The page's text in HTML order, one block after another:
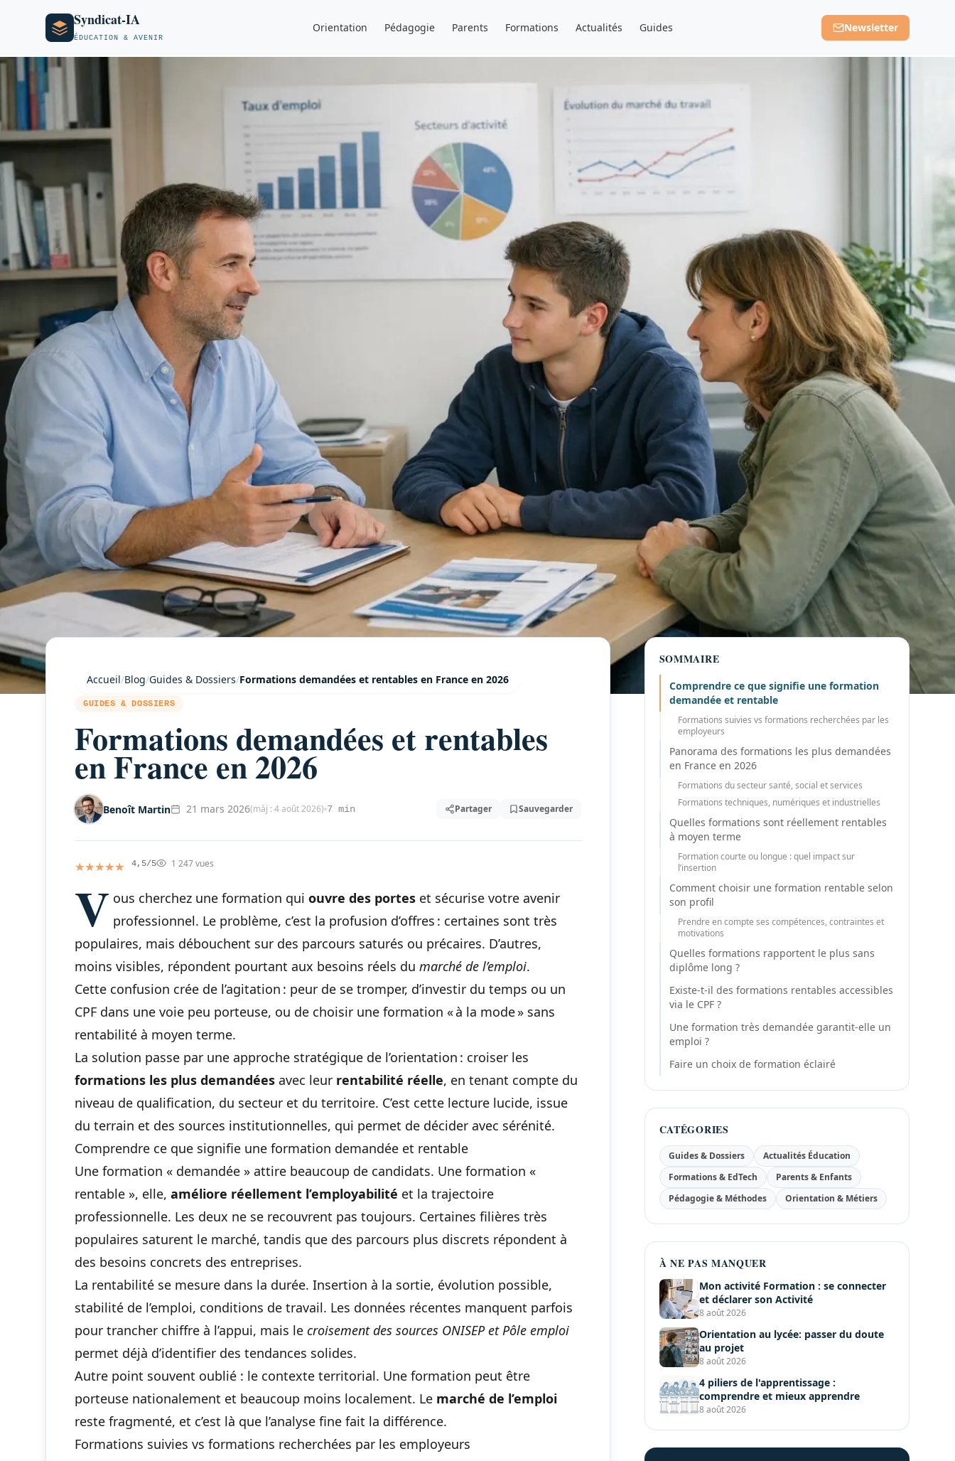
Syndicat-IA
ÉDUCATION & AVENIR
Orientation Pédagogie Parents Formations Actualités Guides Newsletter
Accueil/Blog/Guides & Dossiers/Formations demandées et rentables en France en 2026
GUIDES & DOSSIERS
Formations demandées et rentables
en France en 2026
Benoît Martin 21 mars 2026(màj : 4 août 2026) 7 min Partager Sauvegarder
★★★★★
★★★★★ 4,5/5 1 247 vues
V ous cherchez une formation quiouvre des portes et sécurise votre avenir
professionnel. Le problème, c’est la profusion d’offres : certaines sont très
populaires, mais débouchent sur des parcours saturés ou précaires. D’autres,
moins visibles, répondent pourtant aux besoins réels du marché de l’emploi.
Cette confusion crée de l’agitation : peur de se tromper, d’investir du temps ou un
CPF dans une voie peu porteuse, ou de choisir une formation « à la mode » sans
rentabilité à moyen terme.
La solution passe par une approche stratégique de l’orientation : croiser les
formations les plus demandées avec leur rentabilité réelle, en tenant compte du
niveau de qualification, du secteur et du territoire. C’est cette lecture lucide, issue
du terrain et des sources institutionnelles, qui permet de décider avec sérénité.
Comprendre ce que signifie une formation demandée et rentable
Une formation « demandée » attire beaucoup de candidats. Une formation «
rentable », elle, améliore réellement l’employabilité et la trajectoire
professionnelle. Les deux ne se recouvrent pas toujours. Certaines filières très
populaires saturent le marché, tandis que des parcours plus discrets répondent à
des besoins concrets des entreprises.
La rentabilité se mesure dans la durée. Insertion à la sortie, évolution possible,
stabilité de l’emploi, conditions de travail. Les données récentes manquent parfois
pour trancher chiffre à l’appui, mais le croisement des sources ONISEP et Pôle emploi
permet déjà d’identifier des tendances solides.
Autre point souvent oublié : le contexte territorial. Une formation peut être
porteuse nationalement et beaucoup moins localement. Le marché de l’emploi
reste fragmenté, et c’est là que l’analyse fine fait la différence.
Formations suivies vs formations recherchées par les employeurs
SOMMAIRE
Comprendre ce que signifie une formation
demandée et rentable
Formations suivies vs formations recherchées par les
employeurs
Panorama des formations les plus demandées
en France en 2026
Formations du secteur santé, social et services
Formations techniques, numériques et industrielles
Quelles formations sont réellement rentables
à moyen terme
Formation courte ou longue : quel impact sur
l’insertion
Comment choisir une formation rentable selon
son profil
Prendre en compte ses compétences, contraintes et
motivations
Quelles formations rapportent le plus sans
diplôme long ?
Existe-t-il des formations rentables accessibles
via le CPF ?
Une formation très demandée garantit-elle un
emploi ?
Faire un choix de formation éclairé
CATÉGORIES
Guides & Dossiers
Actualités Éducation
Formations & EdTech
Parents & Enfants
Pédagogie & Méthodes
Orientation & Métiers
À NE PAS MANQUER
Mon activité Formation : se connecter
et déclarer son Activité
8 août 2026
Orientation au lycée: passer du doute
au projet
8 août 2026
4 piliers de l'apprentissage :
comprendre et mieux apprendre
8 août 2026